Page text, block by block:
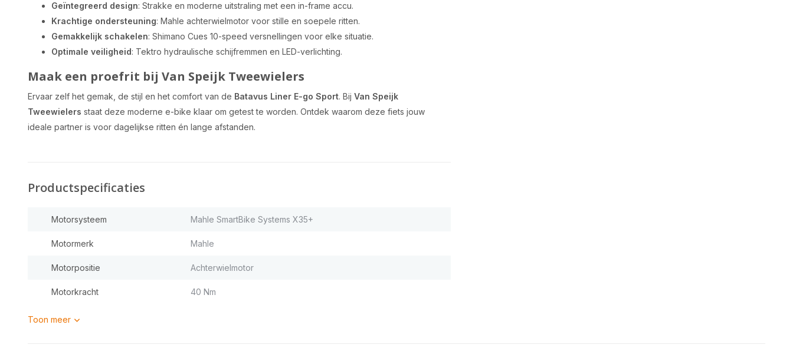
Geïntegreerd design: Strakke en moderne uitstraling met een in-frame accu.
Krachtige ondersteuning: Mahle achterwielmotor voor stille en soepele ritten.
Gemakkelijk schakelen: Shimano Cues 10-speed versnellingen voor elke situatie.
Optimale veiligheid: Tektro hydraulische schijfremmen en LED-verlichting.
Maak een proefrit bij Van Speijk Tweewielers
Ervaar zelf het gemak, de stijl en het comfort van de Batavus Liner E-go Sport. Bij Van Speijk
Tweewielers staat deze moderne e-bike klaar om getest te worden. Ontdek waarom deze fiets jouw
ideale partner is voor dagelijkse ritten én lange afstanden.
Productspecificaties
Motorsysteem Mahle SmartBike Systems X35+
Motormerk Mahle
Motorpositie Achterwielmotor
Motorkracht 40 Nm
Toon meer